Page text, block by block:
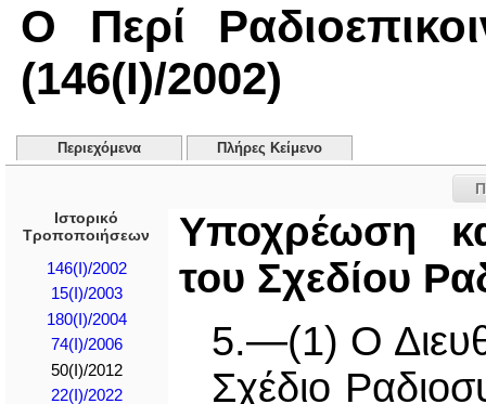
Ο Περί
(146(I)/2002)
Περιεχόμενα Πλήρες Κείμενο
Ιστορικό
Τροποποιήσεων
146(I)/2002
15(I)/2003
180(I)/2004
74(I)/2006
50(I)/2012
22(I)/2022
Υποχρέωση
του Σχεδίου
5.—(1) Ο
Σχέδιο